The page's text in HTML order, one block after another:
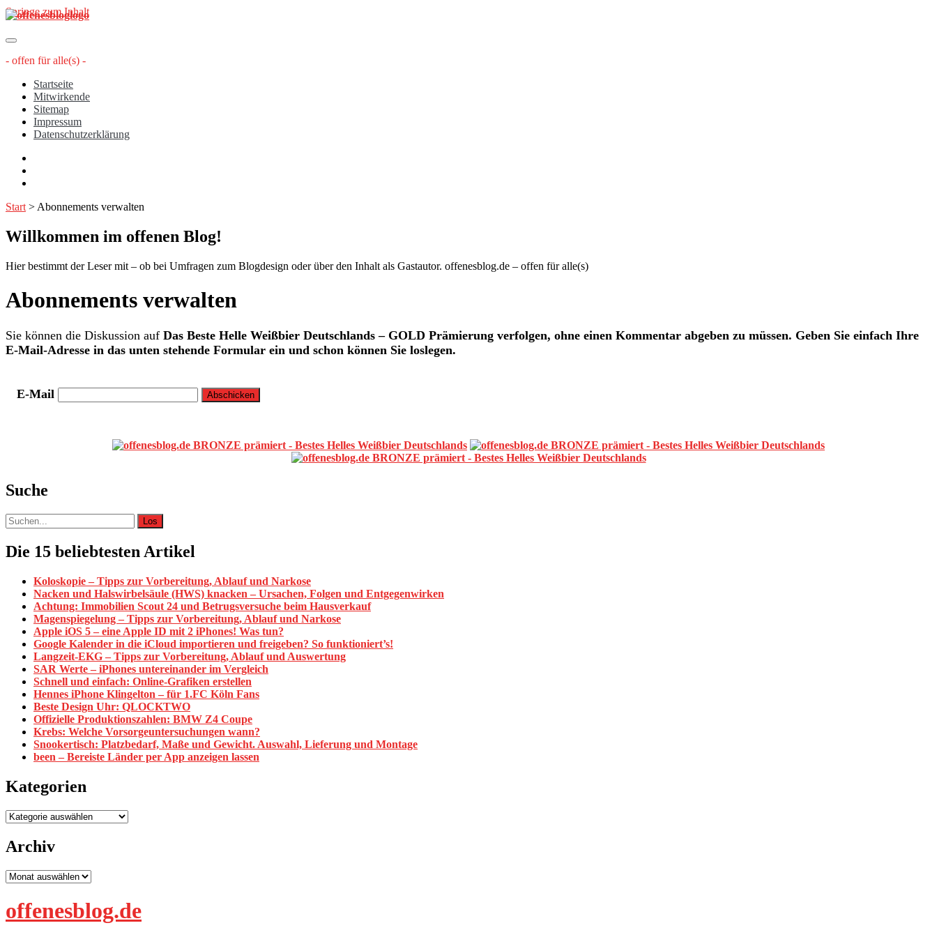
Springe zum Inhalt
offenesblog.de
- offen für alle(s) -
Startseite
Mitwirkende
Sitemap
Impressum
Datenschutzerklärung
Start > Abonnements verwalten
Willkommen im offenen Blog!
Hier bestimmt der Leser mit – ob bei Umfragen zum Blogdesign oder über den Inhalt als Gastautor. offenesblog.de – offen für alle(s)
Abonnements verwalten
Sie können die Diskussion auf Das Beste Helle Weißbier Deutschlands – GOLD Prämierung verfolgen, ohne einen Kommentar abgeben zu müssen. Geben Sie einfach Ihre
E-Mail-Adresse in das unten stehende Formular ein und schon können Sie loslegen.
E-Mail
Suche
Suche
nach:
Die 15 beliebtesten Artikel
Koloskopie – Tipps zur Vorbereitung, Ablauf und Narkose
Nacken und Halswirbelsäule (HWS) knacken – Ursachen, Folgen und Entgegenwirken
Achtung: Immobilien Scout 24 und Betrugsversuche beim Hausverkauf
Magenspiegelung – Tipps zur Vorbereitung, Ablauf und Narkose
Apple iOS 5 – eine Apple ID mit 2 iPhones! Was tun?
Google Kalender in die iCloud importieren und freigeben? So funktioniert’s!
Langzeit-EKG – Tipps zur Vorbereitung, Ablauf und Auswertung
SAR Werte – iPhones untereinander im Vergleich
Schnell und einfach: Online-Grafiken erstellen
Hennes iPhone Klingelton – für 1.FC Köln Fans
Beste Design Uhr: QLOCKTWO
Offizielle Produktionszahlen: BMW Z4 Coupe
Krebs: Welche Vorsorgeuntersuchungen wann?
Snookertisch: Platzbedarf, Maße und Gewicht. Auswahl, Lieferung und Montage
been – Bereiste Länder per App anzeigen lassen
Kategorien
Kategorien
Archiv
Archiv
offenesblog.de